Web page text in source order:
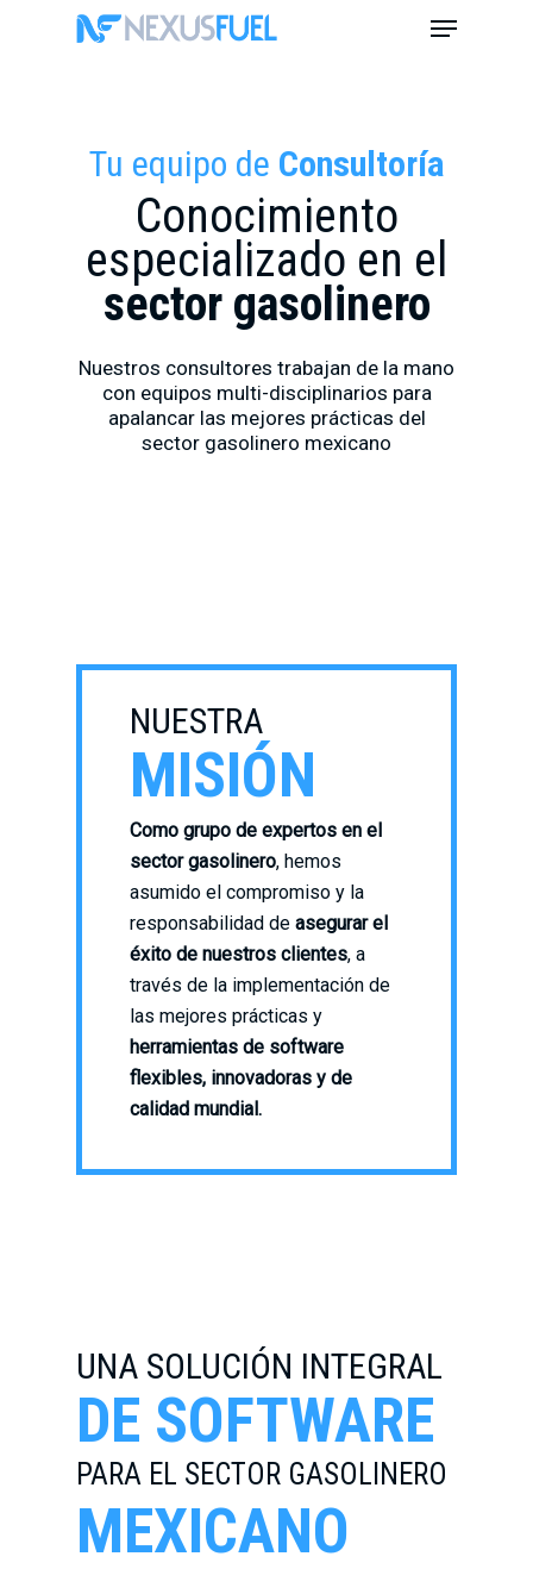
Menu
Tu equipo de Consultoría
Conocimiento
especializado en el
sector gasolinero
Nuestros consultores trabajan de la mano
con equipos multi-disciplinarios para
apalancar las mejores prácticas del
sector gasolinero mexicano
NUESTRA
MISIÓN
Como grupo de expertos en el
sector gasolinero, hemos
asumido el compromiso y la
responsabilidad deasegurar el
éxito de nuestros clientes, a
través de la implementación de
las mejores prácticas y
herramientas de software
flexibles, innovadoras y de
calidad mundial.
UNA SOLUCIÓN INTEGRAL
DE SOFTWARE
PARA EL SECTOR GASOLINERO
MEXICANO